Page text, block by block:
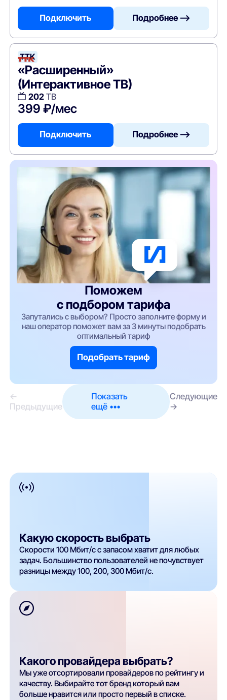
Подключить Подробнее —>
ТТК
«Расширенный»
(Интерактивное ТВ)
202ТВ
399 ₽/мес
Подключить Подробнее —>
Поможем
с подбором тарифа
Запутались с выбором? Просто заполните форму и
наш оператор поможет вам за 3 минуты подобрать
оптимальный тариф
Подобрать тариф
←
Предыдущие
Показать
ещё •••
Следующие
→
Какую скорость выбрать
Скорости 100 Мбит/с с запасом хватит для любых
задач. Большинство пользователей не почувствует
разницы между 100, 200, 300 Мбит/с.
Какого провайдера выбрать?
Мы уже отсортировали провайдеров по рейтингу и
качеству. Выбирайте тот бренд который вам
больше нравится или просто первый в списке.